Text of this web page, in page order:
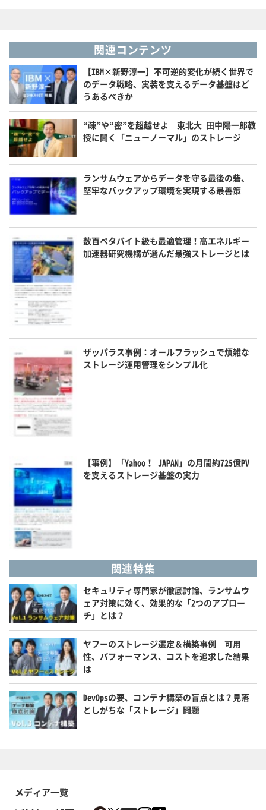
関連コンテンツ
【IBM×新野淳一】不可逆的変化が続く世界で
のデータ戦略、実装を支えるデータ基盤はど
うあるべきか
“疎”や“密”を超越せよ 東北大 田中陽一郎教
授に聞く「ニューノーマル」のストレージ
ランサムウェアからデータを守る最後の砦、
堅牢なバックアップ環境を実現する最善策
数百ペタバイト級も最適管理！高エネルギー
加速器研究機構が選んだ最強ストレージとは
ザッパラス事例：オールフラッシュで煩雑な
ストレージ運用管理をシンプル化
【事例】「Yahoo！ JAPAN」の月間約725億PV
を支えるストレージ基盤の実力
関連特集
セキュリティ専門家が徹底討論、ランサムウ
ェア対策に効く、効果的な「2つのアプロー
チ」とは？
ヤフーのストレージ選定＆構築事例 可用
性、パフォーマンス、コストを追求した結果
は
DevOpsの要、コンテナ構築の盲点とは？見落
としがちな「ストレージ」問題
メディア一覧